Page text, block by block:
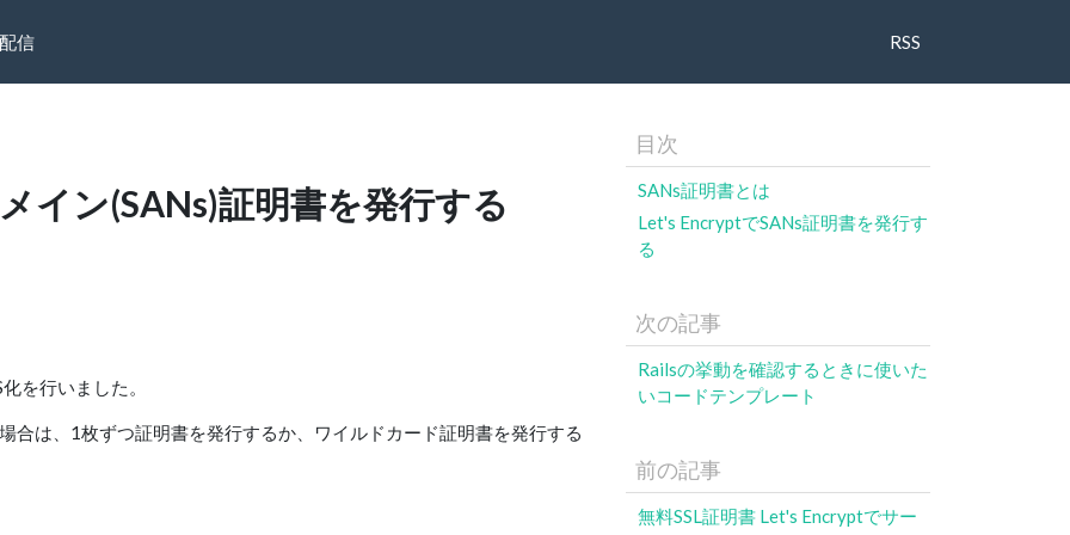
信 RSS
イン(SANs)証明書を発行する
を行いました。
合は、1枚ずつ証明書を発行するか、ワイルドカード証明書を発行する
目次
SANs証明書とは
Let's EncryptでSANs証明書を発行す
る
次の記事
Railsの挙動を確認するときに使いた
いコードテンプレート
前の記事
無料SSL証明書 Let's Encryptでサー